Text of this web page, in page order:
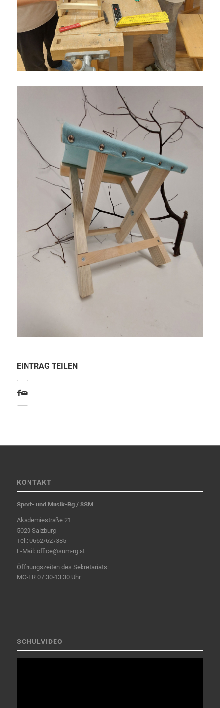
EINTRAG TEILEN
KONTAKT
Sport- und Musik-Rg / SSM
Akademiestraße 21
5020 Salzburg
Tel.: 0662/627385
E-Mail: office@sum-rg.at
Öffnungszeiten des Sekretariats:
MO-FR 07:30-13:30 Uhr
SCHULVIDEO